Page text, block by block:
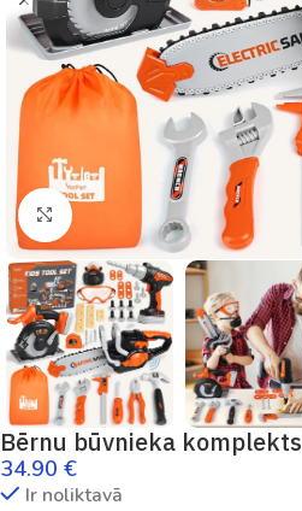
Palielināt
Bērnu būvnieka komplekts
34.90 €
Ir noliktavā